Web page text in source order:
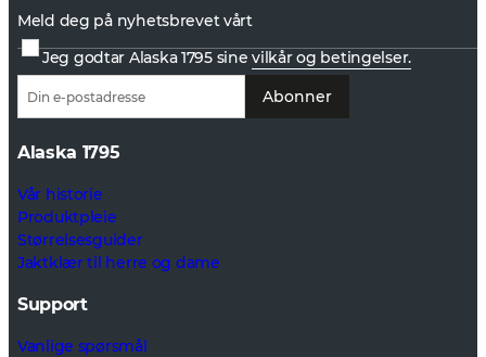
Meld deg på nyhetsbrevet vårt
Jeg godtar Alaska 1795 sinevilkår og betingelser.
Abonner
Alaska 1795
Vår historie
Produktpleie
Størrelsesguider
Jaktklær til herre og dame
Support
Vanlige spørsmål